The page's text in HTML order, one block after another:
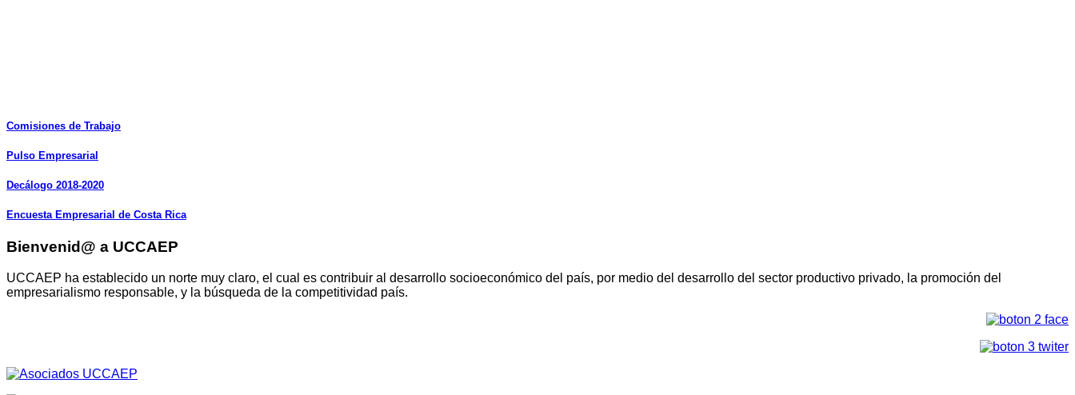
Comisiones de Trabajo
Pulso Empresarial
Decálogo 2018-2020
Encuesta Empresarial de Costa Rica
Bienvenid@ a UCCAEP
UCCAEP ha establecido un norte muy claro, el cual es contribuir al desarrollo socioeconómico del país, por medio del desarrollo del sector productivo privado, la promoción del
empresarialismo responsable, y la búsqueda de la competitividad país.